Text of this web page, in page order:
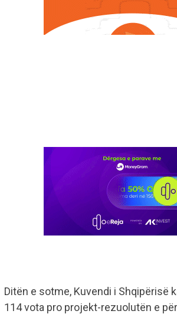
Ditën e sotme, Kuvendi i Shqipërisë
114 vota pro projekt-rezuolutën e